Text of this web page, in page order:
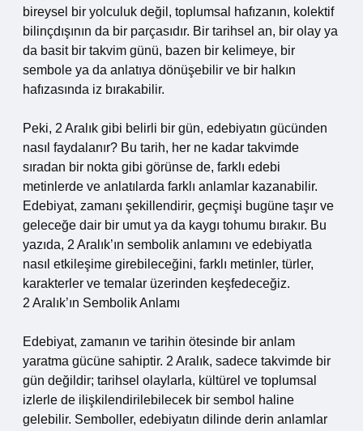
bireysel bir yolculuk değil, toplumsal hafızanın, kolektif
bilinçdışının da bir parçasıdır. Bir tarihsel an, bir olay ya
da basit bir takvim günü, bazen bir kelimeye, bir
sembole ya da anlatıya dönüşebilir ve bir halkın
hafızasında iz bırakabilir.
Peki, 2 Aralık gibi belirli bir gün, edebiyatın gücünden
nasıl faydalanır? Bu tarih, her ne kadar takvimde
sıradan bir nokta gibi görünse de, farklı edebi
metinlerde ve anlatılarda farklı anlamlar kazanabilir.
Edebiyat, zamanı şekillendirir, geçmişi bugüne taşır ve
geleceğe dair bir umut ya da kaygı tohumu bırakır. Bu
yazıda, 2 Aralık’ın sembolik anlamını ve edebiyatla
nasıl etkileşime girebileceğini, farklı metinler, türler,
karakterler ve temalar üzerinden keşfedeceğiz.
2 Aralık’ın Sembolik Anlamı
Edebiyat, zamanın ve tarihin ötesinde bir anlam
yaratma gücüne sahiptir. 2 Aralık, sadece takvimde bir
gün değildir; tarihsel olaylarla, kültürel ve toplumsal
izlerle de ilişkilendirilebilecek bir sembol haline
gelebilir. Semboller, edebiyatın dilinde derin anlamlar